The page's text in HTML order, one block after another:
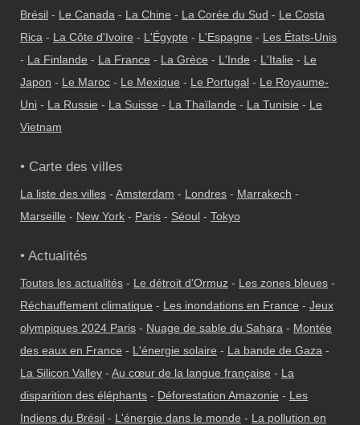
Brésil - Le Canada - La Chine - La Corée du Sud - Le Costa
Rica - La Côte d'Ivoire - L'Égypte - L'Espagne - Les États-Unis
- La Finlande - La France - La Grèce - L'Inde - L'Italie - Le
Japon - Le Maroc - Le Mexique - Le Portugal - Le Royaume-
Uni - La Russie - La Suisse - La Thaïlande - La Tunisie - Le
Vietnam
• Carte des villes
La liste des villes - Amsterdam - Londres - Marrakech -
Marseille - New York - Paris - Séoul - Tokyo
• Actualités
Toutes les actualités - Le détroit d'Ormuz - Les zones bleues -
Réchauffement climatique - Les inondations en France - Jeux
olympiques 2024 Paris - Nuage de sable du Sahara - Montée
des eaux en France - L'énergie solaire - La bande de Gaza -
La Silicon Valley - Au cœur de la langue française - La
disparition des éléphants - Déforestation Amazonie - Les
Indiens du Brésil - L'énergie dans le monde - La pollution en